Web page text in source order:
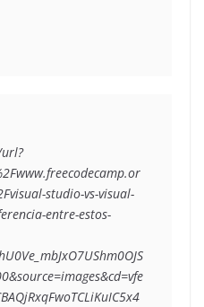
studio-vs-visual-
entre-estos-